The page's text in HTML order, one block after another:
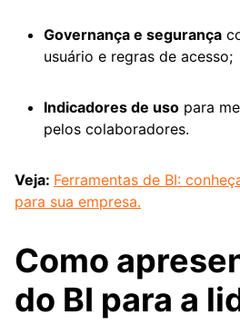
Governança e segurança
usuário e regras de acesso;
Indicadores de uso para
pelos colaboradores.
Veja: Ferramentas de BI:
para sua empresa.
Como
do BI para a